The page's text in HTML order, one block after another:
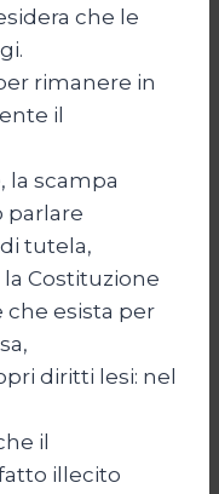
che le
rimanere in
il
la scampa
parlare
tutela,
Costituzione
esista per
diritti lesi: nel
il
illecito